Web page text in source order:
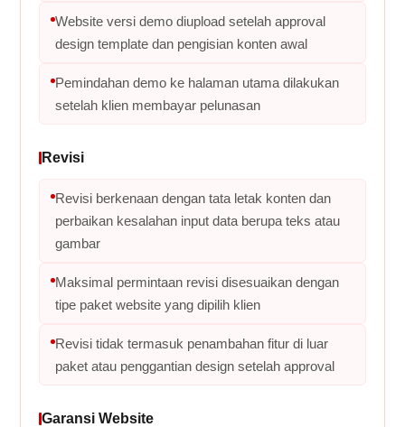
Website versi demo diupload setelah approval
design template dan pengisian konten awal
Pemindahan demo ke halaman utama dilakukan
setelah klien membayar pelunasan
Revisi
Revisi berkenaan dengan tata letak konten dan
perbaikan kesalahan input data berupa teks atau
gambar
Maksimal permintaan revisi disesuaikan dengan
tipe paket website yang dipilih klien
Revisi tidak termasuk penambahan fitur di luar
paket atau penggantian design setelah approval
Garansi Website